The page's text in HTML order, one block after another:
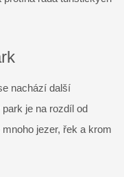
nachází další
je na rozdíl od
jezer, řek a krom